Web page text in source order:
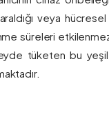
veya
süreleri
tüketen bu yeşil